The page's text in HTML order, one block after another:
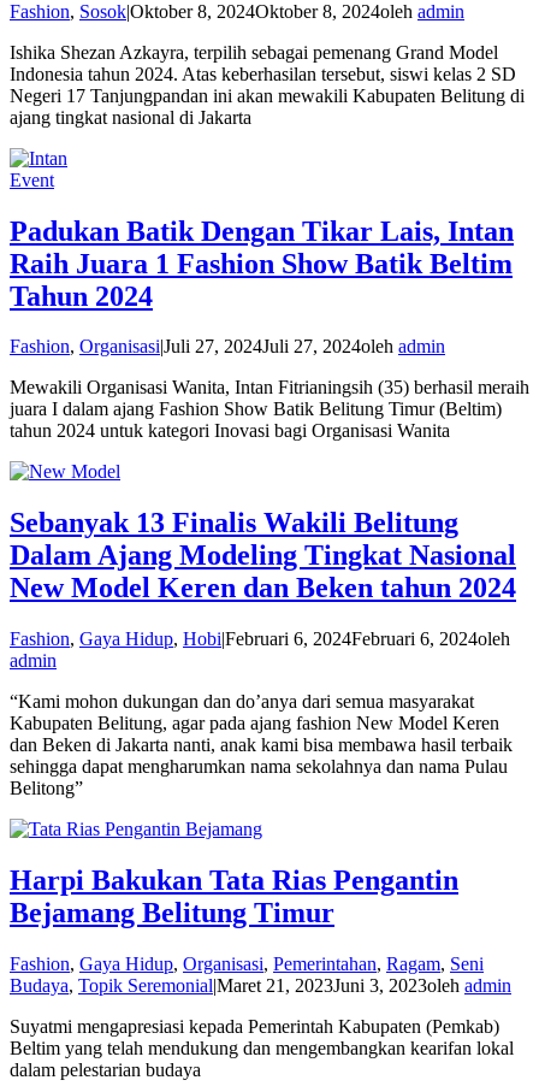
Fashion, Sosok|Oktober 8, 2024Oktober 8, 2024oleh admin
Ishika Shezan Azkayra, terpilih sebagai pemenang Grand Model
Indonesia tahun 2024. Atas keberhasilan tersebut, siswi kelas 2 SD
Negeri 17 Tanjungpandan ini akan mewakili Kabupaten Belitung di
ajang tingkat nasional di Jakarta
Event
Padukan Batik Dengan Tikar Lais, Intan
Raih Juara 1 Fashion Show Batik Beltim
Tahun 2024
Fashion, OrganisasiJuli 27, 2024Juli 27, 2024oleh admin
Mewakili Organisasi Wanita, Intan Fitrianingsih (35) berhasil meraih
juara I dalam ajang Fashion Show Batik Belitung Timur (Beltim)
tahun 2024 untuk kategori Inovasi bagi Organisasi Wanita
Sebanyak 13 Finalis Wakili Belitung
Dalam Ajang Modeling Tingkat Nasional
New Model Keren dan Beken tahun 2024
Fashion, Gaya Hidup, Hobi|Februari 6, 2024Februari 6, 2024oleh
admin
“Kami mohon dukungan dan do’anya dari semua masyarakat
Kabupaten Belitung, agar pada ajang fashion New Model Keren
dan Beken di Jakarta nanti, anak kami bisa membawa hasil terbaik
sehingga dapat mengharumkan nama sekolahnya dan nama Pulau
Belitong”
Harpi Bakukan Tata Rias Pengantin
Bejamang Belitung Timur
Fashion, Gaya Hidup, Organisasi, Pemerintahan, Ragam, Seni
Budaya, Topik Seremonial|Maret 21, 2023Juni 3, 2023oleh admin
Suyatmi mengapresiasi kepada Pemerintah Kabupaten (Pemkab)
Beltim yang telah mendukung dan mengembangkan kearifan lokal
dalam pelestarian budaya